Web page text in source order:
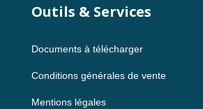
Outils & Services
Documents à télécharger
Conditions générales de vente
Mentions légales